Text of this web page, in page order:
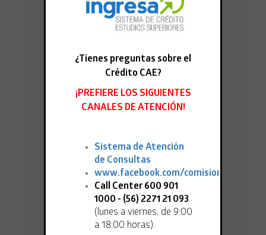
ANTERIORES: ¡ÚLTIMOS DÍAS PARA PEDIR
EL MONTO DEL CAE 2026!"
¿Tienes preguntas sobre el
Crédito CAE?
¡PREFIERE LOS SIGUIENTES
CANALES DE ATENCIÓN!
Sistema de Atención
de Consultas
www.facebook.com/comisioningresa
Call Center 600 901
1000 - (56) 2271 21 093
(lunes a viernes, de 9:00
a 18:00 horas).